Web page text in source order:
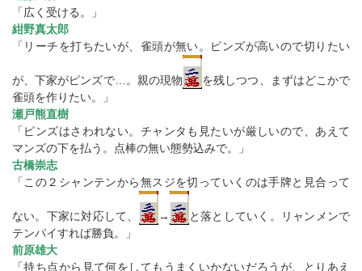
「広く受ける。」
紺野真太郎
「リーチを打ちたいが、雀頭が無い。ピンズが高いので切りたい
が、下家がピンズで…。親の現物
を残しつつ、まずはどこかで
雀頭を作りたい。」
瀬戸熊直樹
「ピンズはさわれない。チャンタも見たいが厳しいので、あえて
マンズの下を払う。点棒の無い態勢込みで。」
古橋崇志
「この２シャンテンから無スジを切っていくのは手牌と見合って
ない。下家に対応して、 →
と落としていく。リャンメンで
テンパイすれば勝負。」
前原雄大
「持ち点から見て何をしてもうまくいかないだろうが、とりあえ